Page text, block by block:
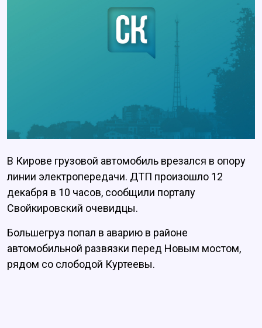
В Кирове грузовой автомобиль врезался в опору
линии электропередачи. ДТП произошло 12
декабря в 10 часов, сообщили порталу
Свойкировский очевидцы.
Большегруз попал в аварию в районе
автомобильной развязки перед Новым мостом,
рядом со слободой Куртеевы.